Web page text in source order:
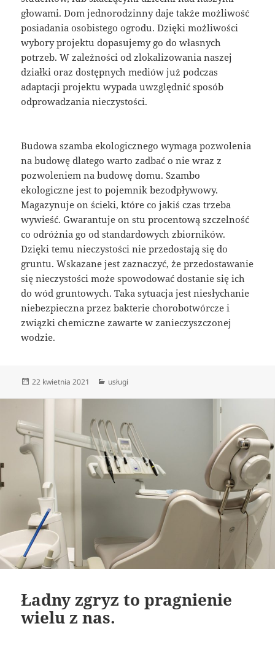
głowami. Dom jednorodzinny daje także możliwość
posiadania osobistego ogrodu. Dzięki możliwości
wybory projektu dopasujemy go do własnych
potrzeb. W zależności od zlokalizowania naszej
działki oraz dostępnych mediów już podczas
adaptacji projektu wypada uwzględnić sposób
odprowadzania nieczystości.
Budowa szamba ekologicznego wymaga pozwolenia
na budowę dlatego warto zadbać o nie wraz z
pozwoleniem na budowę domu. Szambo
ekologiczne jest to pojemnik bezodpływowy.
Magazynuje on ścieki, które co jakiś czas trzeba
wywieść. Gwarantuje on stu procentową szczelność
co odróżnia go od standardowych zbiorników.
Dzięki temu nieczystości nie przedostają się do
gruntu. Wskazane jest zaznaczyć, że przedostawanie
się nieczystości może spowodować dostanie się ich
do wód gruntowych. Taka sytuacja jest niesłychanie
niebezpieczna przez bakterie chorobotwórcze i
związki chemiczne zawarte w zanieczyszczonej
wodzie.
Data
22 kwietnia 2021 Kategorie
usługi
Ładny zgryz to pragnienie
wielu z nas.